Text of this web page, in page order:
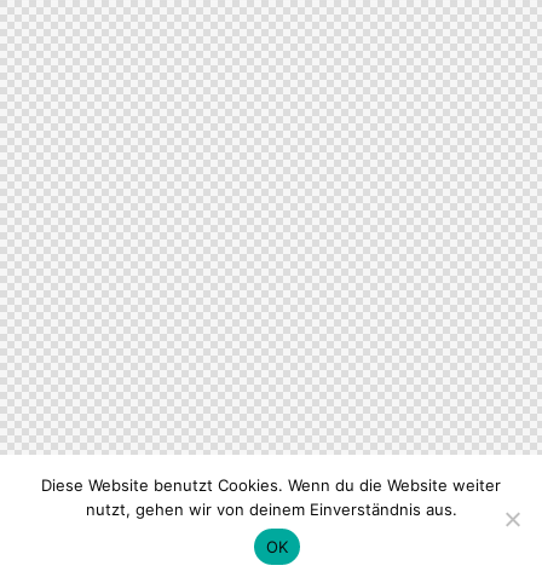
Diese Website benutzt Cookies. Wenn du die Website weiter
nutzt, gehen wir von deinem Einverständnis aus.
OK